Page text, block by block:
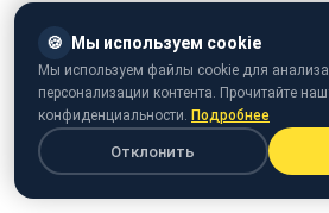
🍪 Мы используем cookie
Мы используем файлы cookie для
персонализации контента. Прочитайте
конфиденциальности. Подробнее
Отклонить